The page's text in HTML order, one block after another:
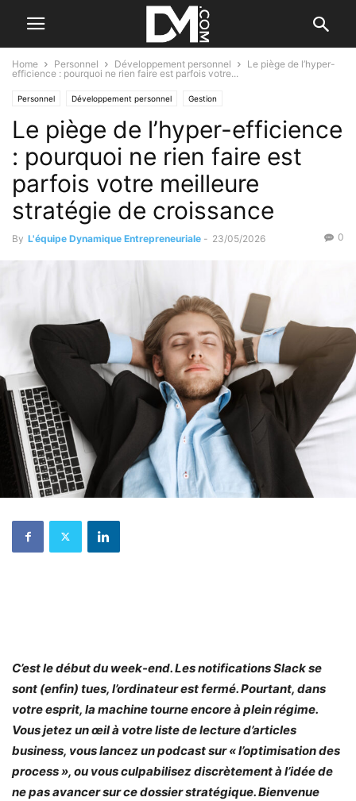
Home Personnel Développement personnel
Le piège de l’hyper-
efficience : pourquoi ne rien faire est parfois votre...
Personnel Développement personnel Gestion
Gestion du temps et du stress
Le piège de l’hyper-efficience
: pourquoi ne rien faire est
parfois votre meilleure
stratégie de croissance
By L'équipe Dynamique Entrepreneuriale - 23/05/2026 0
C’est le début du week-end. Les notifications Slack se
sont (enfin) tues, l’ordinateur est fermé. Pourtant, dans
votre esprit, la machine tourne encore à plein régime.
Vous jetez un œil à votre liste de lecture d’articles
business, vous lancez un podcast sur « l’optimisation des
process », ou vous culpabilisez discrètement à l’idée de
ne pas avancer sur ce dossier stratégique. Bienvenue